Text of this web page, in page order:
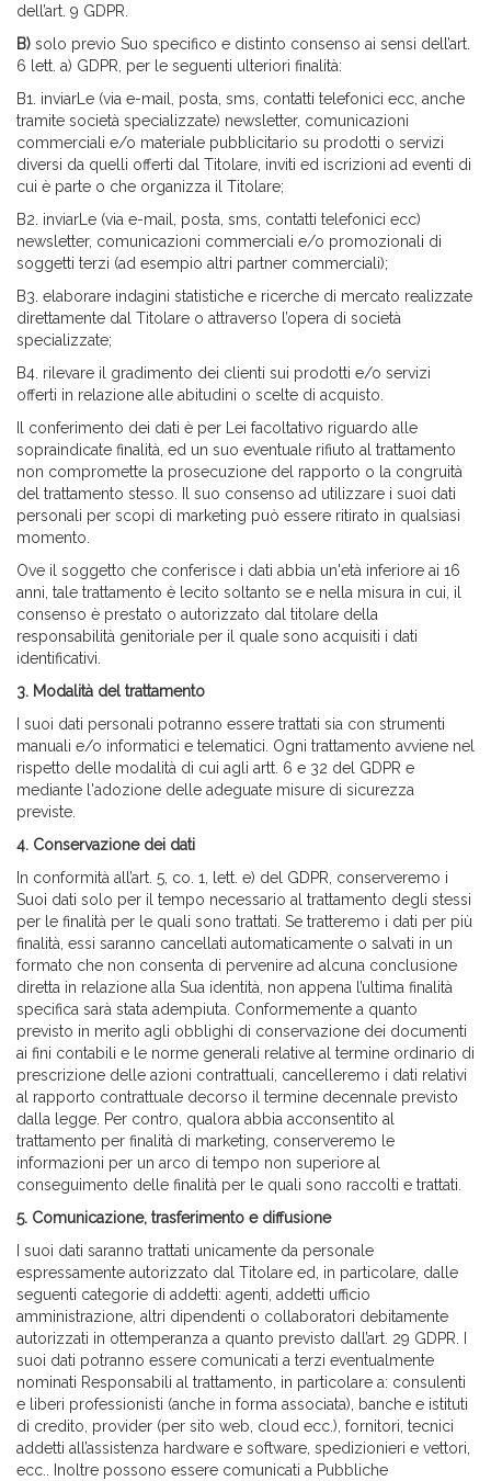
dell’art. 9 GDPR.
B) solo previo Suo specifico e distinto consenso ai sensi dell’art.
6 lett. a) GDPR, per le seguenti ulteriori finalità:
B1. inviarLe (via e-mail, posta, sms, contatti telefonici ecc, anche
tramite società specializzate) newsletter, comunicazioni
commerciali e/o materiale pubblicitario su prodotti o servizi
diversi da quelli offerti dal Titolare, inviti ed iscrizioni ad eventi di
cui è parte o che organizza il Titolare;
B2. inviarLe (via e-mail, posta, sms, contatti telefonici ecc)
newsletter, comunicazioni commerciali e/o promozionali di
soggetti terzi (ad esempio altri partner commerciali);
B3. elaborare indagini statistiche e ricerche di mercato realizzate
direttamente dal Titolare o attraverso l’opera di società
specializzate;
B4. rilevare il gradimento dei clienti sui prodotti e/o servizi
offerti in relazione alle abitudini o scelte di acquisto.
Il conferimento dei dati è per Lei facoltativo riguardo alle
sopraindicate finalità, ed un suo eventuale rifiuto al trattamento
non compromette la prosecuzione del rapporto o la congruità
del trattamento stesso. Il suo consenso ad utilizzare i suoi dati
personali per scopi di marketing può essere ritirato in qualsiasi
momento.
Ove il soggetto che conferisce i dati abbia un'età inferiore ai 16
anni, tale trattamento è lecito soltanto se e nella misura in cui, il
consenso è prestato o autorizzato dal titolare della
responsabilità genitoriale per il quale sono acquisiti i dati
identificativi.
3. Modalità del trattamento
I suoi dati personali potranno essere trattati sia con strumenti
manuali e/o informatici e telematici. Ogni trattamento avviene nel
rispetto delle modalità di cui agli artt. 6 e 32 del GDPR e
mediante l'adozione delle adeguate misure di sicurezza
previste.
4. Conservazione dei dati
In conformità all’art. 5, co. 1, lett. e) del GDPR, conserveremo i
Suoi dati solo per il tempo necessario al trattamento degli stessi
per le finalità per le quali sono trattati. Se tratteremo i dati per più
finalità, essi saranno cancellati automaticamente o salvati in un
formato che non consenta di pervenire ad alcuna conclusione
diretta in relazione alla Sua identità, non appena l’ultima finalità
specifica sarà stata adempiuta. Conformemente a quanto
previsto in merito agli obblighi di conservazione dei documenti
ai fini contabili e le norme generali relative al termine ordinario di
prescrizione delle azioni contrattuali, cancelleremo i dati relativi
al rapporto contrattuale decorso il termine decennale previsto
dalla legge. Per contro, qualora abbia acconsentito al
trattamento per finalità di marketing, conserveremo le
informazioni per un arco di tempo non superiore al
conseguimento delle finalità per le quali sono raccolti e trattati.
5. Comunicazione, trasferimento e diffusione
I suoi dati saranno trattati unicamente da personale
espressamente autorizzato dal Titolare ed, in particolare, dalle
seguenti categorie di addetti: agenti, addetti ufficio
amministrazione, altri dipendenti o collaboratori debitamente
autorizzati in ottemperanza a quanto previsto dall’art. 29 GDPR. I
suoi dati potranno essere comunicati a terzi eventualmente
nominati Responsabili al trattamento, in particolare a: consulenti
e liberi professionisti (anche in forma associata), banche e istituti
di credito, provider (per sito web, cloud ecc.), fornitori, tecnici
addetti all’assistenza hardware e software, spedizionieri e vettori,
ecc.. Inoltre possono essere comunicati a Pubbliche